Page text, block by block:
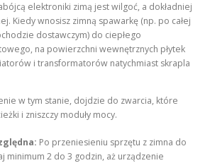
elektroniki zimą jest wilgoć, a dokładniej
Kiedy wnosisz zimną spawarkę (np. po całej
dostawczym) do ciepłego
na powierzchni wewnętrznych płytek
i transformatorów natychmiast skrapla
w tym stanie, dojdzie do zwarcia, które
i zniszczy moduły mocy.
Po przeniesieniu sprzętu z zimna do
minimum 2 do 3 godzin, aż urządzenie